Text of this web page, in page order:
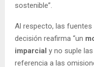
sostenible”.
Al respecto, las
decisión reafirma “un
imparcial y no suple
referencia a las